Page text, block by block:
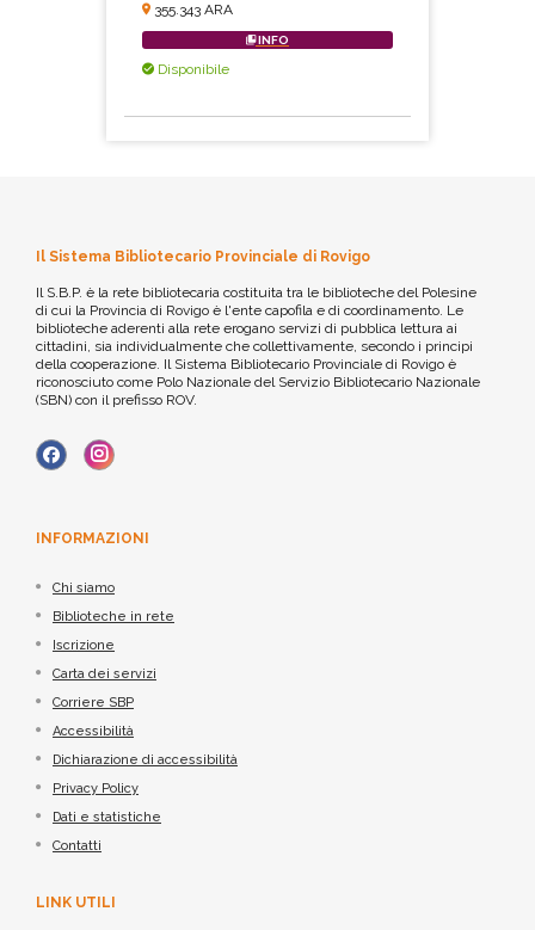
355.343 ARA
INFO
Disponibile
Il Sistema Bibliotecario Provinciale di Rovigo
Il S.B.P. è la rete bibliotecaria costituita tra le biblioteche del Polesine
di cui la Provincia di Rovigo è l'ente capofila e di coordinamento. Le
biblioteche aderenti alla rete erogano servizi di pubblica lettura ai
cittadini, sia individualmente che collettivamente, secondo i principi
della cooperazione. Il Sistema Bibliotecario Provinciale di Rovigo è
riconosciuto come Polo Nazionale del Servizio Bibliotecario Nazionale
(SBN) con il prefisso ROV.
INFORMAZIONI
Chi siamo
Biblioteche in rete
Iscrizione
Carta dei servizi
Corriere SBP
Accessibilità
Dichiarazione di accessibilità
Privacy Policy
Dati e statistiche
Contatti
LINK UTILI